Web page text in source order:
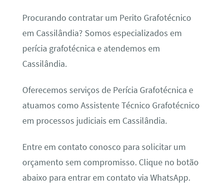
Procurando contratar um Perito Grafotécnico
em Cassilândia? Somos especializados em
perícia grafotécnica e atendemos em
Cassilândia.
Oferecemos serviços de Perícia Grafotécnica e
atuamos como Assistente Técnico Grafotécnico
em processos judiciais em Cassilândia.
Entre em contato conosco para solicitar um
orçamento sem compromisso. Clique no botão
abaixo para entrar em contato via WhatsApp.